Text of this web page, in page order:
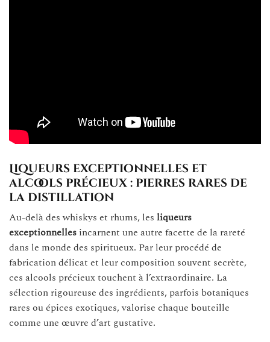
Liqueurs exceptionnelles et
alcools précieux : pierres rares de
la distillation
Au-delà des whiskys et rhums, les liqueurs
exceptionnelles incarnent une autre facette de la rareté
dans le monde des spiritueux. Par leur procédé de
fabrication délicat et leur composition souvent secrète,
ces alcools précieux touchent à l’extraordinaire. La
sélection rigoureuse des ingrédients, parfois botaniques
rares ou épices exotiques, valorise chaque bouteille
comme une œuvre d’art gustative.